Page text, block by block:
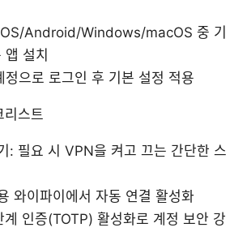
Android/Windows/macOS 중 기
앱 설치
정으로 로그인 후 기본 설정 적용
리스트
: 필요 시 VPN을 켜고 끄는 간단한 스
와이파이에서 자동 연결 활성화
계 인증(TOTP) 활성화로 계정 보안 강